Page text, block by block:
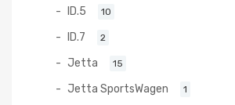
ID.5 10
ID.7 2
Jetta 15
Jetta SportsWagen 1